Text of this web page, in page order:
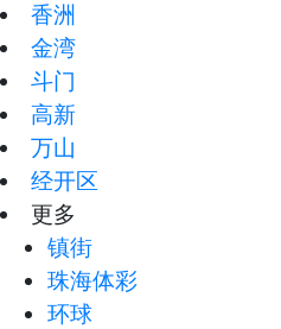
香洲
金湾
斗门
高新
万山
经开区
更多
镇街
珠海体彩
环球